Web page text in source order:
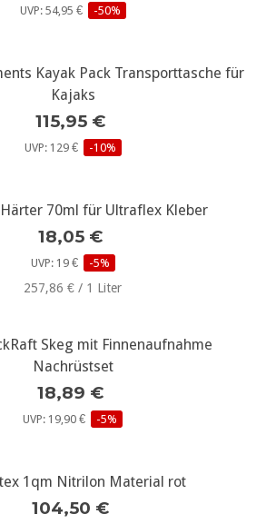
UVP: 54,95 € -50%
Kayak Pack Transporttasche für
Kajaks
115,95 €
UVP: 129 € -10%
70ml für Ultraflex Kleber
18,05 €
UVP: 19 € -5%
257,86 € / 1 Liter
Skeg mit Finnenaufnahme
Nachrüstset
18,89 €
UVP: 19,90 € -5%
1qm Nitrilon Material rot
104,50 €